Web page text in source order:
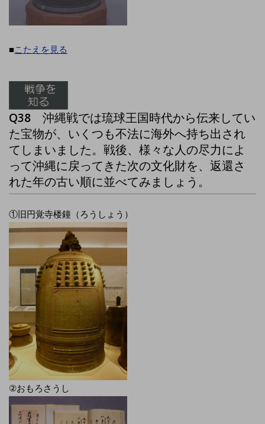
■こたえを見る
Q38 沖縄戦では琉球王国時代から伝来してい
た宝物が、いくつも不法に海外へ持ち出され
てしまいました。戦後、様々な人の尽力によ
って沖縄に戻ってきた次の文化財を、返還さ
れた年の古い順に並べてみましょう。
①旧円覚寺楼鐘（ろうしょう）
②おもろさうし